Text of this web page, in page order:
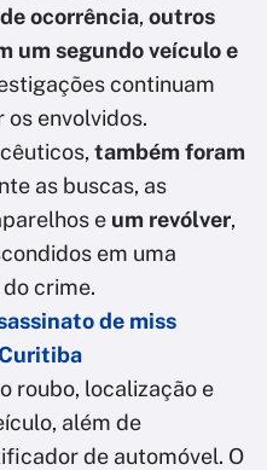
ocorrência, outros
um segundo veículo e
continuam
envolvidos.
também foram
as buscas, as
e um revólver,
em uma
crime.
de miss
roubo, localização e
além de
de automóvel. O